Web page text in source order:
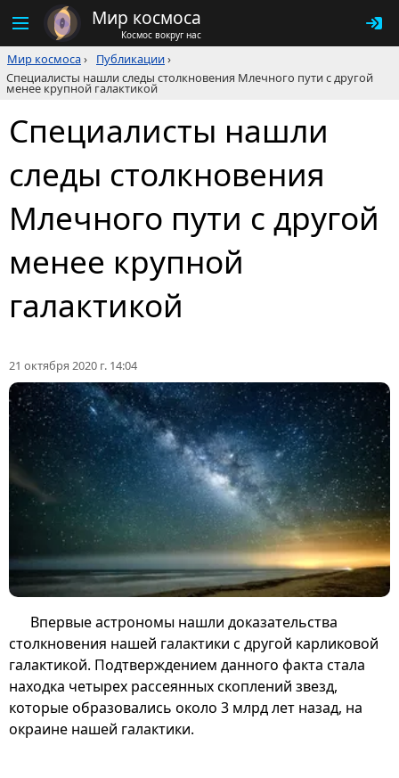
Мир космоса
Космос вокруг нас
Мир космоса› Публикации›
Специалисты нашли следы столкновения Млечного пути с другой
менее крупной галактикой
Специалисты нашли
следы столкновения
Млечного пути с другой
менее крупной
галактикой
21 октября 2020 г. 14:04
Впервые астрономы нашли доказательства
столкновения нашей галактики с другой карликовой
галактикой. Подтверждением данного факта стала
находка четырех рассеянных скоплений звезд,
которые образовались около 3 млрд лет назад, на
окраине нашей галактики.